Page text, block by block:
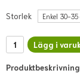
Storlek
Lägg i